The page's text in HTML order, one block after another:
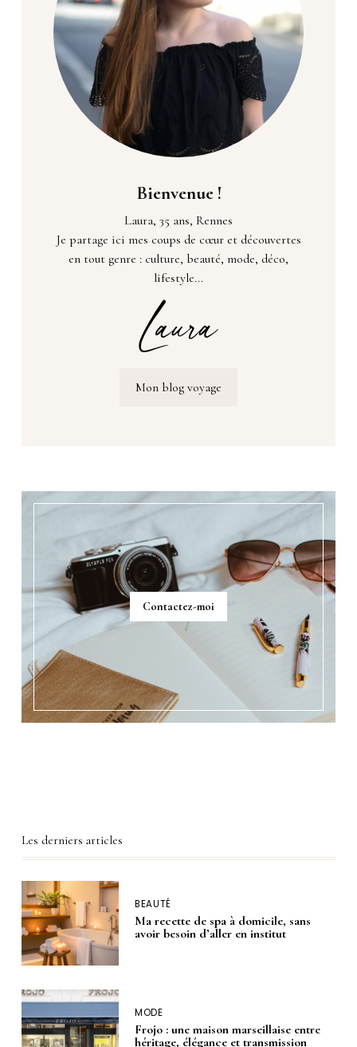
Bienvenue !
Laura, 35 ans, Rennes
Je partage ici mes coups de cœur et découvertes
en tout genre : culture, beauté, mode, déco,
lifestyle...
Mon blog voyage
Contactez-moi
Les derniers articles
BEAUTÉ
Ma recette de spa à domicile, sans
avoir besoin d’aller en institut
MODE
Frojo : une maison marseillaise entre
héritage, élégance et transmission